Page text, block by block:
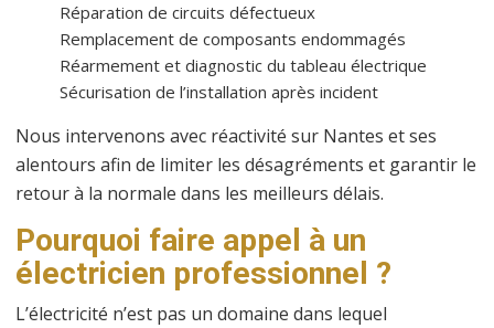
Réparation de circuits défectueux
Remplacement de composants endommagés
Réarmement et diagnostic du tableau électrique
Sécurisation de l’installation après incident
Nous intervenons avec réactivité sur Nantes et ses
alentours afin de limiter les désagréments et garantir le
retour à la normale dans les meilleurs délais.
Pourquoi faire appel à un
électricien professionnel ?
L’électricité n’est pas un domaine dans lequel